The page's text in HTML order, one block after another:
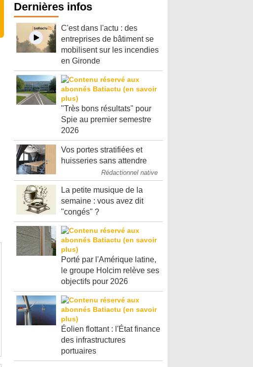
Dernières infos
C'est dans l'actu : des
entreprises de bâtiment se
mobilisent sur les incendies
en Gironde
"Très bons résultats" pour
Spie au premier semestre
2026
Vos portes stratifiées et
huisseries sans attendre
Rédactionnel native
La petite musique de la
semaine : vous avez dit
"congés" ?
Porté par l'Amérique latine,
le groupe Holcim relève ses
objectifs pour 2026
Éolien flottant : l'État finance
des infrastructures
portuaires